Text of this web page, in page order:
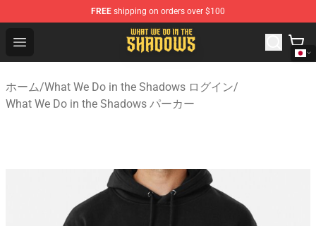
FREE shipping on orders over $100
Open menu
What We Do in the Shadows Shop - Official What We
ホーム/What We Do in the Shadows ログイン/
What We Do in the Shadows パーカー